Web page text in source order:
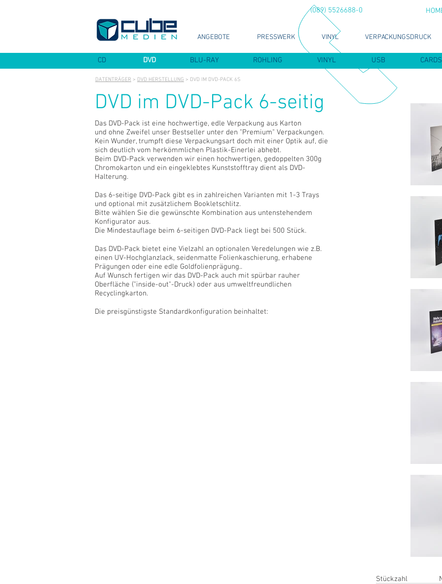
ANGEBOTE PRESSWERK VINYL VERPACKUNGSDRUCK
(089) 5526688-0
CD DVD BLU-RAY ROHLING VINYL USB CARDS
DATENTRÄGER > DVD HERSTELLUNG > DVD IM DVD-PACK 6S
DVD im DVD-Pack 6-seitig
Das DVD-Pack ist eine hochwertige, edle Verpackung aus Karton
und ohne Zweifel unser Bestseller unter den "Premium" Verpackungen.
Kein Wunder, trumpft diese Verpackungsart doch mit einer Optik auf, die
sich deutlich vom herkömmlichen Plastik-Einerlei abhebt.
Beim DVD-Pack verwenden wir einen hochwertigen, gedoppelten 300g
Chromokarton und ein eingeklebtes Kunststofftray dient als DVD-
Halterung.
Das 6-seitige DVD-Pack gibt es in zahlreichen Varianten mit 1-3 Trays
und optional mit zusätzlichem Bookletschlitz.
Bitte wählen Sie die gewünschte Kombination aus untenstehendem
Konfigurator aus.
Die Mindestauflage beim 6-seitigen DVD-Pack liegt bei 500 Stück.
Das DVD-Pack bietet eine Vielzahl an optionalen Veredelungen wie z.B.
einen UV-Hochglanzlack, seidenmatte Folienkaschierung, erhabene
Prägungen oder eine edle Goldfolienprägung..
Auf Wunsch fertigen wir das DVD-Pack auch mit spürbar rauher
Oberfläche ("inside-out"-Druck) oder aus umweltfreundlichen
Recyclingkarton.
Die preisgünstigste Standardkonfiguration beinhaltet:
Stückzahl